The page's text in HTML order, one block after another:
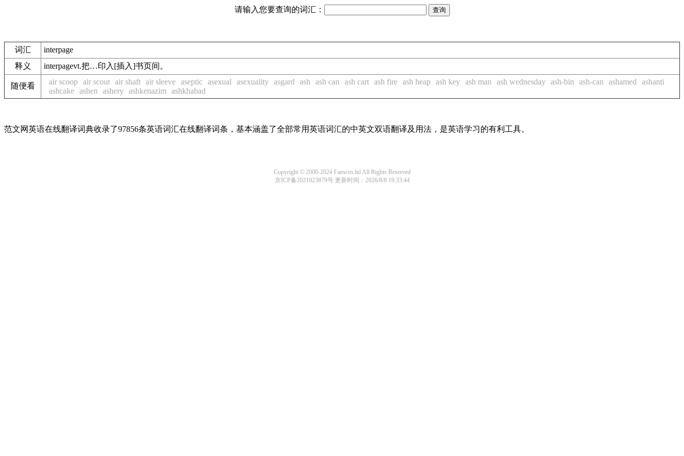
请输入您要查询的词汇：
词汇
interpage
释义
interpagevt.把…印入[插入]书页间。
随便看 air scoop air scout air shaft air sleeve aseptic asexual asexuality asgard ash ash can ash cart ash fire ash heap ash key ash man ash wednesday ash-bin ash-can ashamed
ashanti
ashcake ashen ashery ashkenazim ashkhabad
范文网英语在线翻译词典收录了97856条英语词汇在线翻译词条，基本涵盖了全部常用英语词汇的中英文双语翻译及用法，是英语学习的有利工具。
Copyright © 2000-2024 Fanwen.ltd All Rights Reserved
京ICP备2021023879号更新时间：2026/8/8 19:33:44